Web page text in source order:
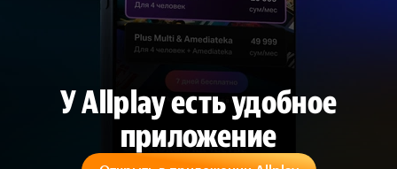
У Allplay есть удобное
приложение